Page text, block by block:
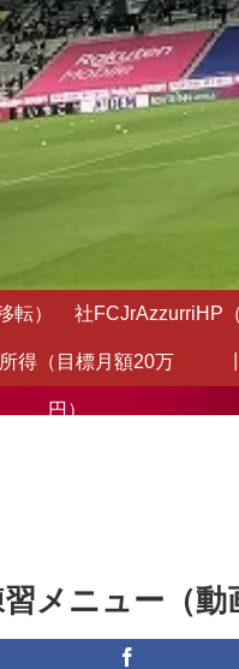
転） 社FCJrAzzurriHP（
得（目標月額20万
円）
メニュー（動